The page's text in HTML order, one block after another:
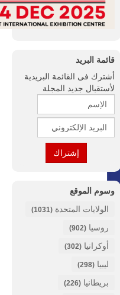
قائمة البريد
أشترك فى القائمة البريدية
لأستقبال جديد المجلة
وسوم الموقع
الولايات المتحدة (1031)
روسيا (902)
أوكرانيا (302)
ليبيا (298)
بريطانيا (226)